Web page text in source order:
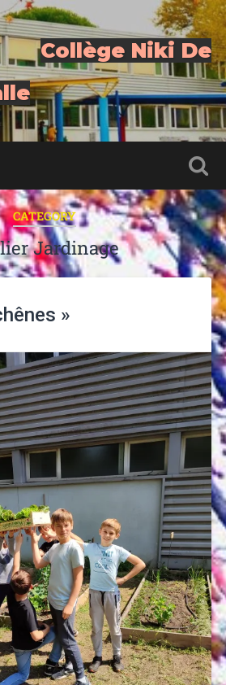
Collège Niki De
CATEGORY
Jardinage
»